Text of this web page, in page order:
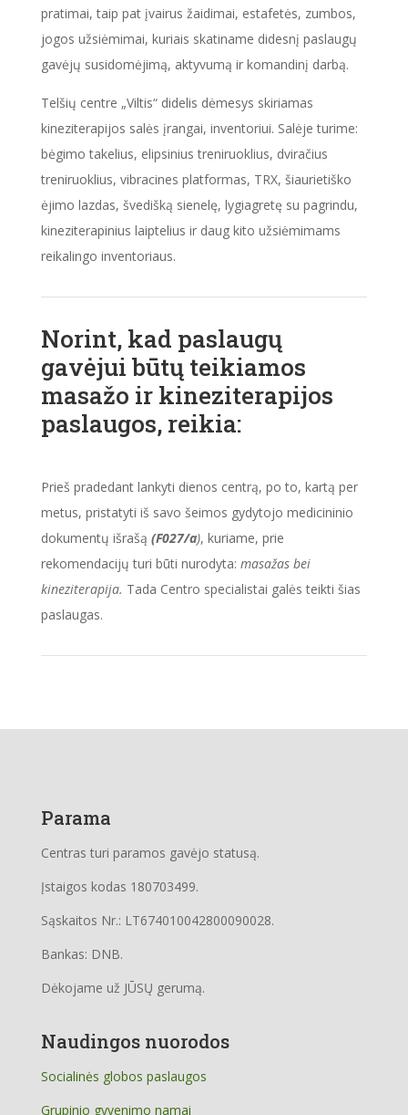
pratimai, taip pat įvairus žaidimai, estafetės, zumbos,
jogos užsiėmimai, kuriais skatiname didesnį paslaugų
gavėjų susidomėjimą, aktyvumą ir komandinį darbą.
Telšių centre „Viltis“ didelis dėmesys skiriamas
kineziterapijos salės įrangai, inventoriui. Salėje turime:
bėgimo takelius, elipsinius treniruoklius, dviračius
treniruoklius, vibracines platformas, TRX, šiaurietiško
ėjimo lazdas, švedišką sienelę, lygiagretę su pagrindu,
kineziterapinius laiptelius ir daug kito užsiėmimams
reikalingo inventoriaus.
Norint, kad paslaugų
gavėjui būtų teikiamos
masažo ir kineziterapijos
paslaugos, reikia:
Prieš pradedant lankyti dienos centrą, po to, kartą per
metus, pristatyti iš savo šeimos gydytojo medicininio
dokumentų išrašą (F027/a), kuriame, prie
rekomendacijų turi būti nurodyta: masažas bei
kineziterapija. Tada Centro specialistai galės teikti šias
paslaugas.
Parama
Centras turi paramos gavėjo statusą.
Įstaigos kodas 180703499.
Sąskaitos Nr.: LT674010042800090028.
Bankas: DNB.
Dėkojame už JŪSŲ gerumą.
Naudingos nuorodos
Socialinės globos paslaugos
Grupinio gyvenimo namai